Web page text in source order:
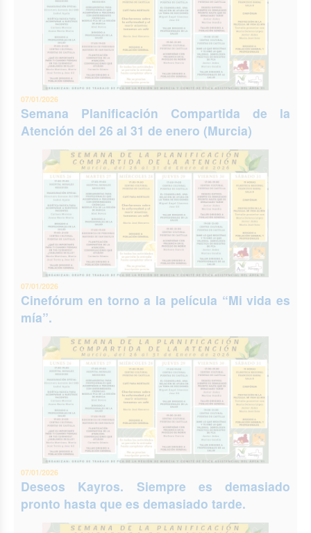
07/01/2026
Semana Planificación Compartida de la
Atención del 26 al 31 de enero (Murcia)
07/01/2026
Cinefórum en torno a la película “Mi vida es
mía”.
07/01/2026
Deseos Kayros. Siempre es demasiado
pronto hasta que es demasiado tarde.